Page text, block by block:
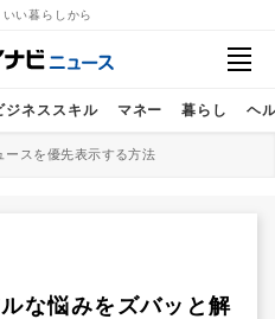
い暮らしから
ジネススキル マネー 暮らし ヘ
スを優先表示する方法
な悩みをズバッと解